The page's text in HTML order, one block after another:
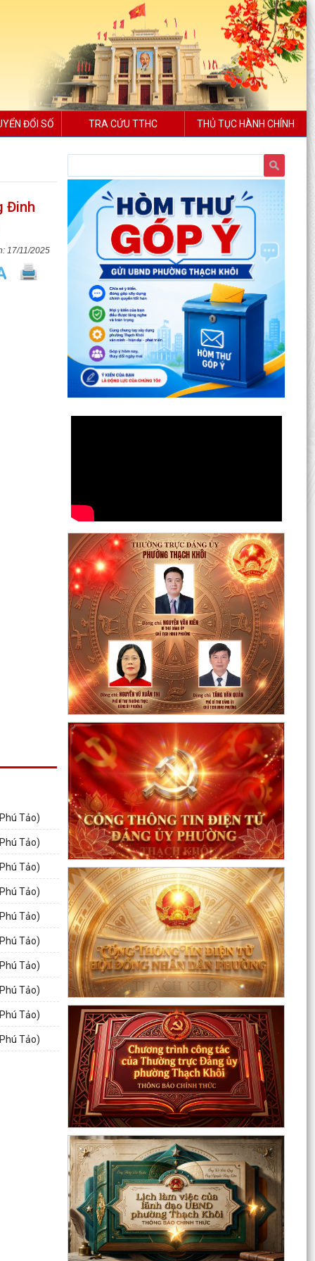
ĐỔI SỐ TRA CỨU TTHC THỦ TỤC HÀNH CHÍNH
Đinh
17/11/2025
Tảo)
Tảo)
Tảo)
Tảo)
Tảo)
Tảo)
Tảo)
Tảo)
Tảo)
Tảo)
trái tim hồng" năm 2026
UBND phường tổ chức phiên họp tháng 8/2026
(lần 1).
Kế hoạch tổ chức Hội nghị tuyên truyền, phổ
biến triển khai Luật sửa đổi, bổ sung một số điều
của...
Công tác tháng 8/2026 của Ủy ban nhân dân
phường Thạch Khôi
Đồng chí Đặng Xuân Thưởng - Uỷ viên Thành
uỷ, Phó Trưởng ban thường trực Ban Nội chính
Thành uỷ dự...
Nuôi con bằng sữa mẹ cho một “Khởi đầu bền
vững - Phát huy những thực hành tốt sẵn có”
Về việc thay đổi địa danh trên bảng hiệu tại các
Nhà Văn hoá và tăng cường công tác quản lý
hoạt...
Phường Thạch Khôi tổ chức lấy mẫu sinh phẩm
hài cốt liệt sĩ chưa xác định được thông tin để
giám...
Hội nghị công bố quyết định công tác cán bộ
Chương trình Công tác tuần của Chủ tịch, các
Phó Chủ tịch UBND phường (Từ 03/8/2026 đến
09/8/2026)
Thông tin về chương trình thu hồi xe CB1000
Hornet (xe nhập khẩu) và xe Rebel 500 & CL
500 (xe nhập...
Phường Thạch Khôi triển khai kế hoạch tuyên
truyền, vận động hiến máu tình nguyện năm
2026
Quyết định Về việc Ban hành Quy chế phát ngôn
và cung cấp thông tin cho báo chí của Ủy ban
nhân...
Quyết định Về việc thu hồi đất để GPMB thực
hiện Dự án: Mở rộng đường Lý Thái Tông kéo dài
(đoạn...
Quyết định Về việc thu hồi đất để GPMB thực
hiện Dự án: Mở rộng đường Lý Thái Tông kéo dài
(đoạn...